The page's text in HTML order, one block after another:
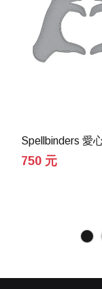
Spellbinders 愛
750 元